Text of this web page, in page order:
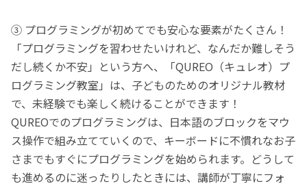
③ プログラミングが初めてでも安心な要素がたくさん！
「プログラミングを習わせたいけれど、なんだか難しそう
だし続くか不安」という方へ、「QUREO（キュレオ）プ
ログラミング教室」は、子どものためのオリジナル教材
で、未経験でも楽しく続けることができます！
QUREOでのプログラミングは、日本語のブロックをマウ
ス操作で組み立てていくので、キーボードに不慣れなお子
さまでもすぐにプログラミングを始められます。どうして
も進めるのに迷ったりしたときには、講師が丁寧にフォ